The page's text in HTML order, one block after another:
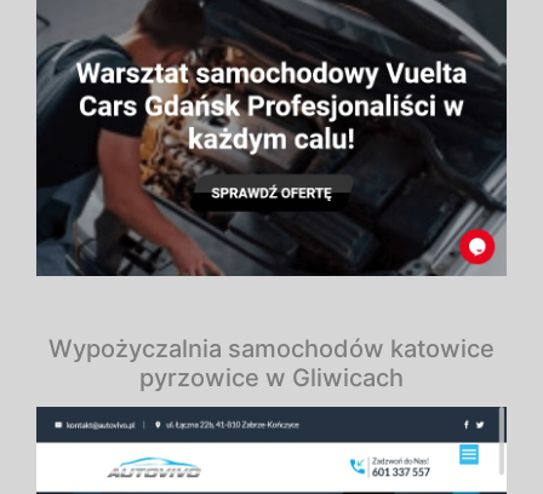
Wypożyczalnia samochodów katowice
pyrzowice w Gliwicach